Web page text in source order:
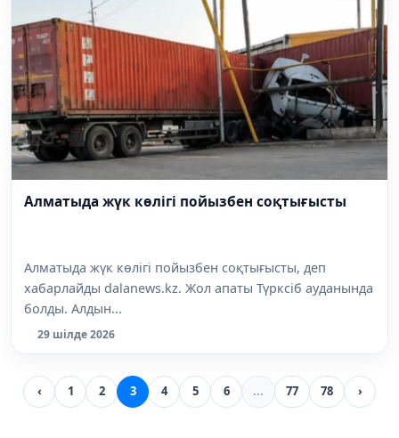
Алматыда жүк көлігі пойызбен соқтығысты
Алматыда жүк көлігі пойызбен соқтығысты, деп
хабарлайды dalanews.kz. Жол апаты Түрксіб ауданында
болды. Алдын...
29 шілде 2026
‹ 1 2 3 4 5 6 ... 77 78 ›